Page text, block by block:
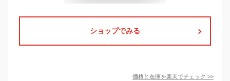
ショップでみる
価格と在庫を楽天でチェック >>